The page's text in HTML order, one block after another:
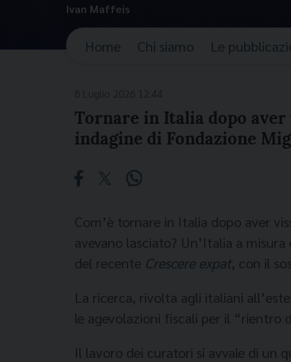
Ivan Maffeis
Home Chi siamo Le
Tornare in Italia dopo
indagine di Fondazione
Com’è tornare in Italia dopo aver
avevano lasciato? Un’Italia a
del recente Crescere expat, con il
La ricerca, rivolta agli italiani
le agevolazioni fiscali per il “rientro
Il lavoro dei curatori si avvale di un